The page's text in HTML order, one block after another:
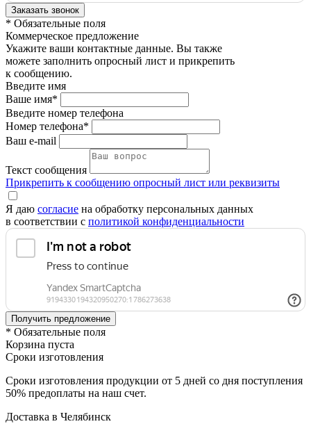
* Обязательные поля
Коммерческое предложение
Укажите ваши контактные данные. Вы также
можете заполнить опросный лист и прикрепить
к сообщению.
Введите имя
Ваше имя*
Введите номер телефона
Номер телефона*
Ваш e-mail
Текст сообщения
Прикрепить к сообщению опросный лист или реквизиты
Я даю согласие на обработку персональных данных
в соответствии с политикой конфиденциальности
* Обязательные поля
Корзина пуста
Сроки изготовления
Сроки изготовления продукции от 5 дней со дня поступления
50% предоплаты на наш счет.
Доставка в Челябинск